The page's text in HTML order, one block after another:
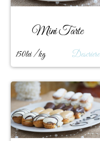
Mini Tarte
150lei / kg Descriere